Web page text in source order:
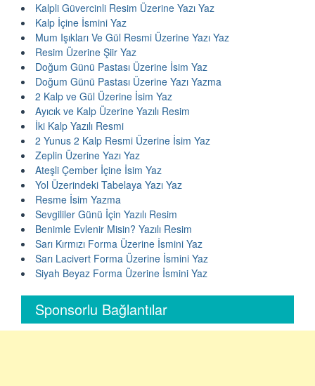
Kalpli Güvercinli Resim Üzerine Yazı Yaz
Kalp İçine İsmini Yaz
Mum Işıkları Ve Gül Resmi Üzerine Yazı Yaz
Resim Üzerine Şiir Yaz
Doğum Günü Pastası Üzerine İsim Yaz
Doğum Günü Pastası Üzerine Yazı Yazma
2 Kalp ve Gül Üzerine İsim Yaz
Ayıcık ve Kalp Üzerine Yazılı Resim
İki Kalp Yazılı Resmi
2 Yunus 2 Kalp Resmi Üzerine İsim Yaz
Zeplin Üzerine Yazı Yaz
Ateşli Çember İçine İsim Yaz
Yol Üzerindeki Tabelaya Yazı Yaz
Resme İsim Yazma
Sevgililer Günü İçin Yazılı Resim
Benimle Evlenir Misin? Yazılı Resim
Sarı Kırmızı Forma Üzerine İsmini Yaz
Sarı Lacivert Forma Üzerine İsmini Yaz
Siyah Beyaz Forma Üzerine İsmini Yaz
Sponsorlu Bağlantılar